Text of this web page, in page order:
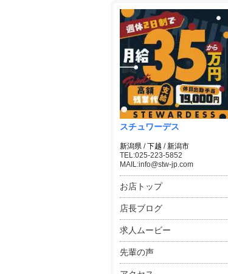
スチュワーデス
新潟県 /下越 /新潟市
TEL:025-223-5852
MAIL:info@stw-jp.com
お店トップ
店長ブログ
求人ムービー
先輩の声